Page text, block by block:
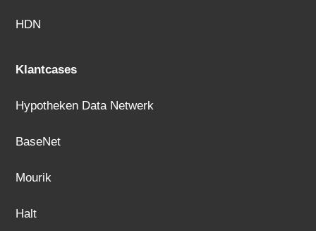
HDN
Klantcases
Hypotheken Data Netwerk
BaseNet
Mourik
Halt